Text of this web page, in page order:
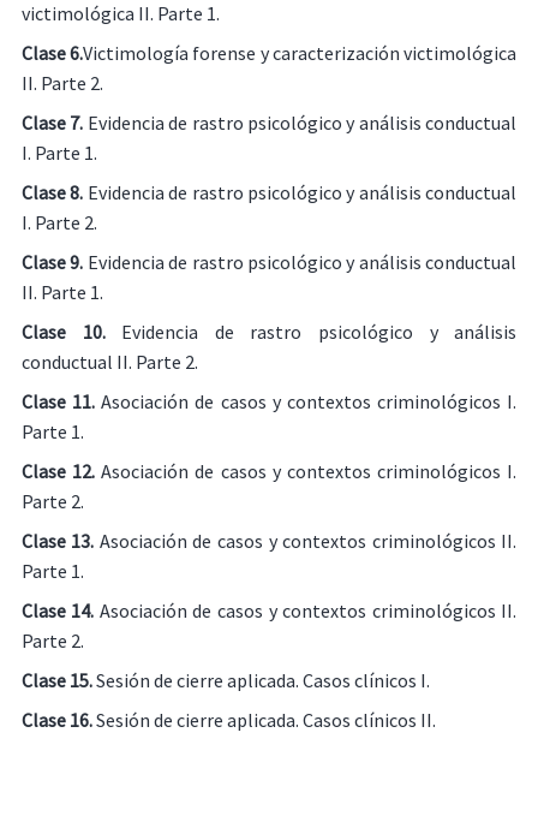
victimológica II. Parte 1.
Clase 6.Victimología forense y caracterización victimológica
II. Parte 2.
Clase 7. Evidencia de rastro psicológico y análisis conductual
I. Parte 1.
Clase 8. Evidencia de rastro psicológico y análisis conductual
I. Parte 2.
Clase 9. Evidencia de rastro psicológico y análisis conductual
II. Parte 1.
Clase 10. Evidencia de rastro psicológico y análisis
conductual II. Parte 2.
Clase 11.Asociación de casos y contextos criminológicos I.
Parte 1.
Clase 12. Asociación de casos y contextos criminológicos I.
Parte 2.
Clase 13. Asociación de casos y contextos criminológicos II.
Parte 1.
Clase 14. Asociación de casos y contextos criminológicos II.
Parte 2.
Clase 15.Sesión de cierre aplicada. Casos clínicos I.
Clase 16.Sesión de cierre aplicada. Casos clínicos II.